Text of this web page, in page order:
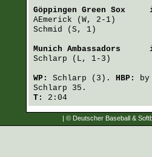
Göppingen Green Sox
AEmerick
Schmid (S, 1)
Munich Ambassadors
Schlarp (L, 1-3)
WP: Schlarp (3). HBP:
Schlarp 35.
T:
2:04
| © Deutscher Baseball &